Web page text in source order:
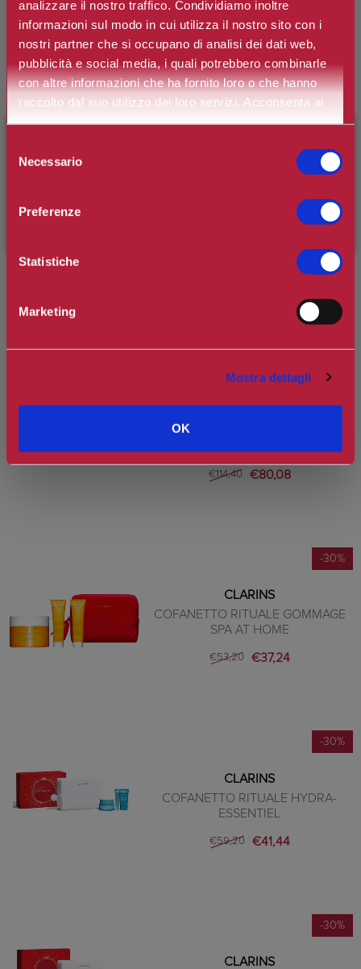
analizzare il nostro traffico. Condividiamo inoltre
informazioni sul modo in cui utilizza il nostro sito con i
nostri partner che si occupano di analisi dei dati web,
pubblicità e social media, i quali potrebbero combinarle
con altre informazioni che ha fornito loro o che hanno
raccolto dal suo utilizzo dei loro servizi. Acconsenta ai
nostri cookie se continua ad utilizzare il nostro sito web.
delNecessario
Preferenze
Statistiche
Marketing
Mostra dettagli
OK
CLARINS
COFANETTO MOISTURE RICH
BODY LOTION
€50,00 €35,00
COFANETTO RITUALE
ENERGIZZANTE CORPO
-30%
COFANETTO RITUALE EXTRA-
€114,40 €80,08
-30%
CLARINS
COFANETTO RITUALE GOMMAGE
SPA AT HOME
€53,20 €37,24
-30%
CLARINS
COFANETTO RITUALE HYDRA-
ESSENTIEL
€59,20 €41,44
-30%
CLARINS
inserendo il codice